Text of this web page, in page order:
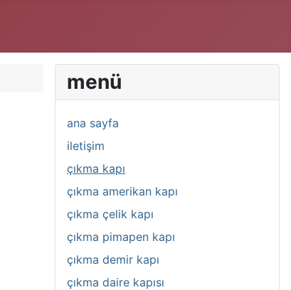
menü
ana sayfa
iletişim
çıkma kapı
çıkma amerikan kapı
çıkma çelik kapı
çıkma pimapen kapı
çıkma demir kapı
çıkma daire kapısı